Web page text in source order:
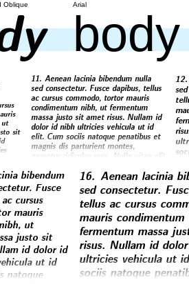
Oblique
body
Arial
ut
sit
11. Aenean lacinia bibendum nulla
sed consectetur. Fusce dapibus, tellus
ac cursus commodo, tortor mauris
condimentum nibh, ut fermentum
massa justo sit amet risus. Nullam id
dolor id nibh ultricies vehicula ut id
elit. Cum sociis natoque penatibus et
magnis dis parturient montes,
nascetur ridiculus mus. Nulla vitae elit
12.
bibendum
Fusce
cursus
mauris
ut
justo sit
id dolor id
ut id
natoque
16. Aenean lacinia
sed consectetur.
tellus ac cursus
mauris
fermentum massa
risus. Nullam id
ultricies vehicula ut
sociis natoque